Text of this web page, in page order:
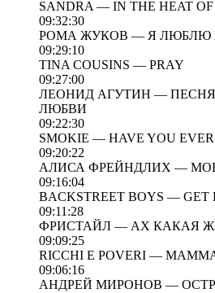
SANDRA — IN THE HEAT
09:32:30
РОМА ЖУКОВ — Я ЛЮБЛЮ
09:29:10
TINA COUSINS — PRAY
09:27:00
ЛЕОНИД АГУТИН —
ЛЮБВИ
09:22:30
SMOKIE — HAVE YOU
09:20:22
АЛИСА ФРЕЙНДЛИХ —
09:16:04
BACKSTREET BOYS — GET
09:11:28
ФРИСТАЙЛ — АХ КАКАЯ
09:09:25
RICCHI E POVERI —
09:06:16
АНДРЕЙ МИРОНОВ —